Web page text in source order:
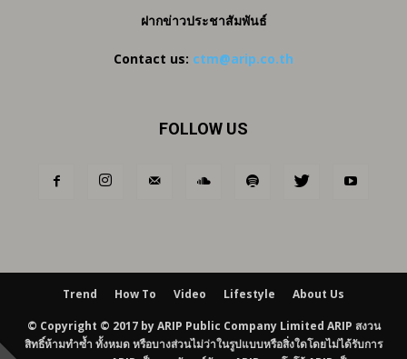
ฝากข่าวประชาสัมพันธ์
Contact us: ctm@arip.co.th
FOLLOW US
Trend How To Video Lifestyle About Us
© Copyright © 2017 by ARIP Public Company Limited ARIP สงวน
สิทธิ์ห้ามทำซ้ำ ทั้งหมด หรือบางส่วนไม่ว่าในรูปแบบหรือสิ่งใดโดยไม่ได้รับการ